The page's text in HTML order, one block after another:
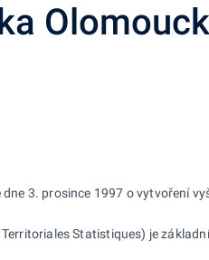
3. prosince 1997 o vytvoření
Statistiques) je